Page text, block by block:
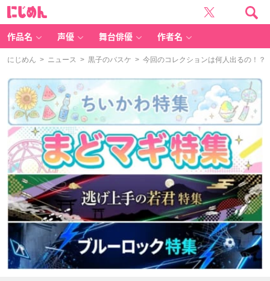
作品名 声優 舞台俳優 作者名
にじめん > ニュース > 黒子のバスケ > 今回のコレクションは何人出るの！？